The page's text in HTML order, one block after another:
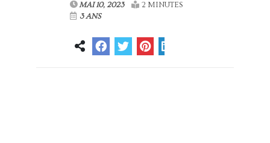
MAI 10, 2023
2 MINUTES
3 ANS